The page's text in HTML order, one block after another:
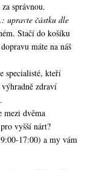
správnou.
upravte částku dle
Stačí do košíku
máte na náš
specialisté, kteří
zdraví
mezi dvěma
vyšší nárt?
17:00) a my vám